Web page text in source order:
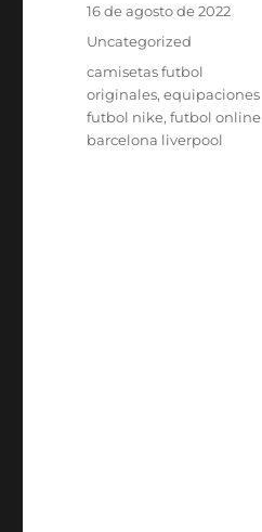
Publicado
16 de agosto de 2022
Categorías
Uncategorized
Etiquetas
camisetas futbol
originales,equipaciones
futbol nike,futbol online
barcelona liverpool